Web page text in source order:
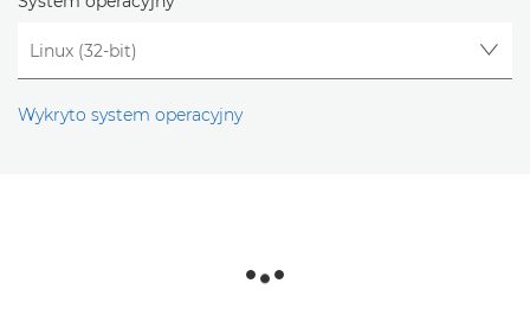
Wykryto system operacyjny